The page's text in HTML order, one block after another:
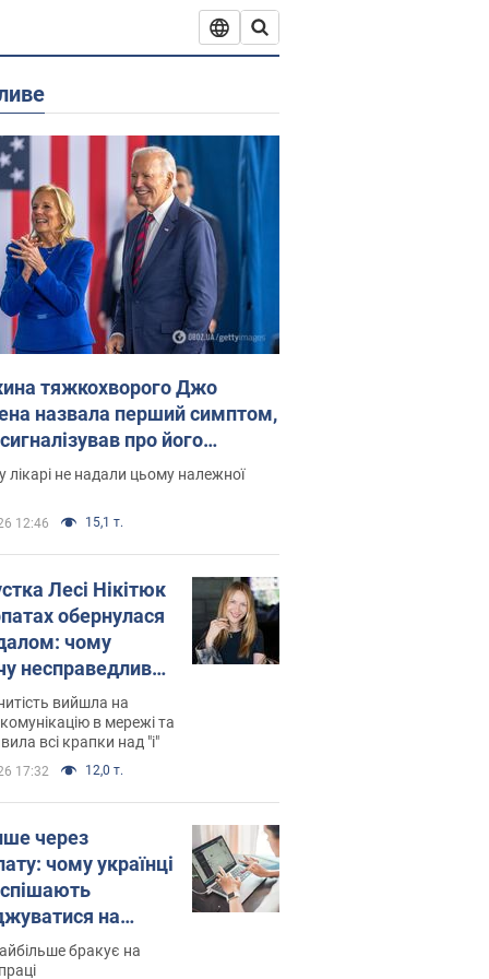
тяжкохворого Джо
назвала перший симптом,
про його
рак
лікарі не надали цьому належної
12:46 15,1 т.
Лесі Нікітюк
обернулася
чому
несправедливо
вийшла на
в мережі та
всі крапки над "і"
17:32 12,0 т.
через
чому українці
на
бракує на